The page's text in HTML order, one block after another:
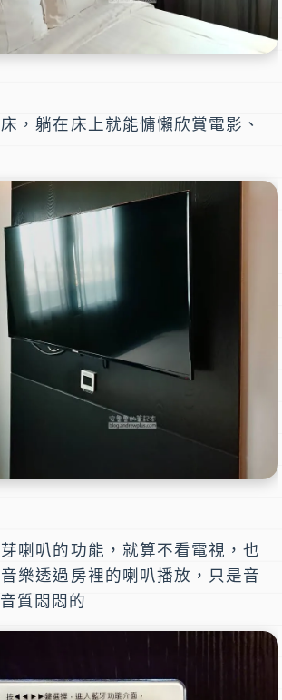
，躺在床上就能慵懶欣賞電影、
喇叭的功能，就算不看電視，也
樂透過房裡的喇叭播放，只是音
質悶悶的